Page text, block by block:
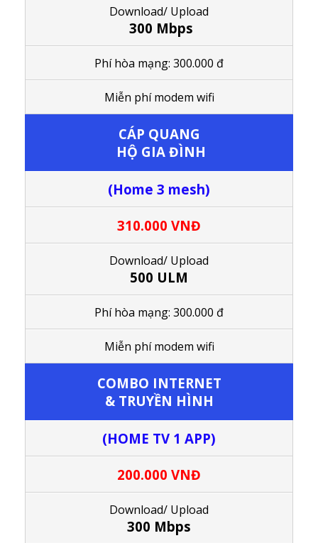
Download/ Upload
300 Mbps
Phí hòa mạng: 300.000 đ
Miễn phí modem wifi
CÁP QUANG
HỘ GIA ĐÌNH
(Home 3 mesh)
310.000 VNĐ
Download/ Upload
500 ULM
Phí hòa mạng: 300.000 đ
Miễn phí modem wifi
COMBO INTERNET
& TRUYỀN HÌNH
(HOME TV 1 APP)
200.000 VNĐ
Download/ Upload
300 Mbps